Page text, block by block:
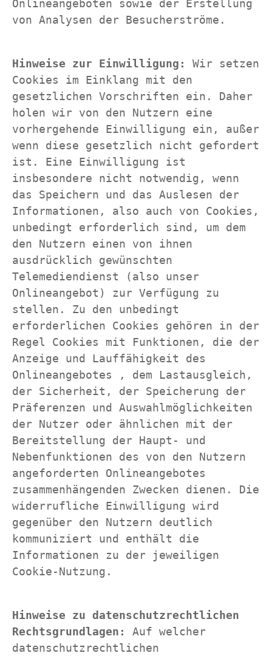
Onlineangeboten sowie der Erstellung
von Analysen der Besucherströme.
Hinweise zur Einwilligung: Wir setzen
Cookies im Einklang mit den
gesetzlichen Vorschriften ein. Daher
holen wir von den Nutzern eine
vorhergehende Einwilligung ein, außer
wenn diese gesetzlich nicht gefordert
ist. Eine Einwilligung ist
insbesondere nicht notwendig, wenn
das Speichern und das Auslesen der
Informationen, also auch von Cookies,
unbedingt erforderlich sind, um dem
den Nutzern einen von ihnen
ausdrücklich gewünschten
Telemediendienst (also unser
Onlineangebot) zur Verfügung zu
stellen. Zu den unbedingt
erforderlichen Cookies gehören in der
Regel Cookies mit Funktionen, die der
Anzeige und Lauffähigkeit des
Onlineangebotes , dem Lastausgleich,
der Sicherheit, der Speicherung der
Präferenzen und Auswahlmöglichkeiten
der Nutzer oder ähnlichen mit der
Bereitstellung der Haupt- und
Nebenfunktionen des von den Nutzern
angeforderten Onlineangebotes
zusammenhängenden Zwecken dienen. Die
widerrufliche Einwilligung wird
gegenüber den Nutzern deutlich
kommuniziert und enthält die
Informationen zu der jeweiligen
Cookie-Nutzung.
Hinweise zu datenschutzrechtlichen
Rechtsgrundlagen: Auf welcher
datenschutzrechtlichen